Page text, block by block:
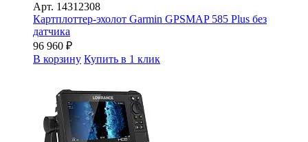
Арт. 14312308
Картплоттер-эхолот Garmin GPSMAP 585 Plus без
датчика
96 960 ₽
В корзину Купить в 1 клик